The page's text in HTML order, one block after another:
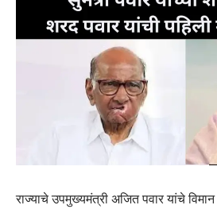
राज्याचे उपमुख्यमंत्री अजित पवार यांचे